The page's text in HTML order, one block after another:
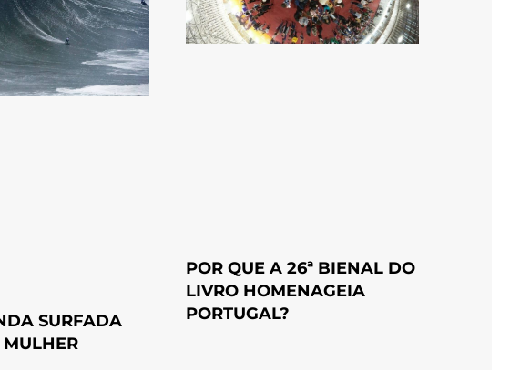
SURFADA
POR QUE A 26ª BIENAL DO
LIVRO HOMENAGEIA
PORTUGAL?